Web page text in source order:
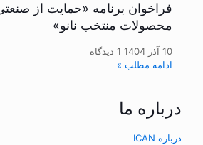
فراخوان برنامه «حمایت از
محصولات منتخب نانو»
10 آذر 1404
1 دیدگاه
ادامه مطلب »
درباره ما
درباره ICAN